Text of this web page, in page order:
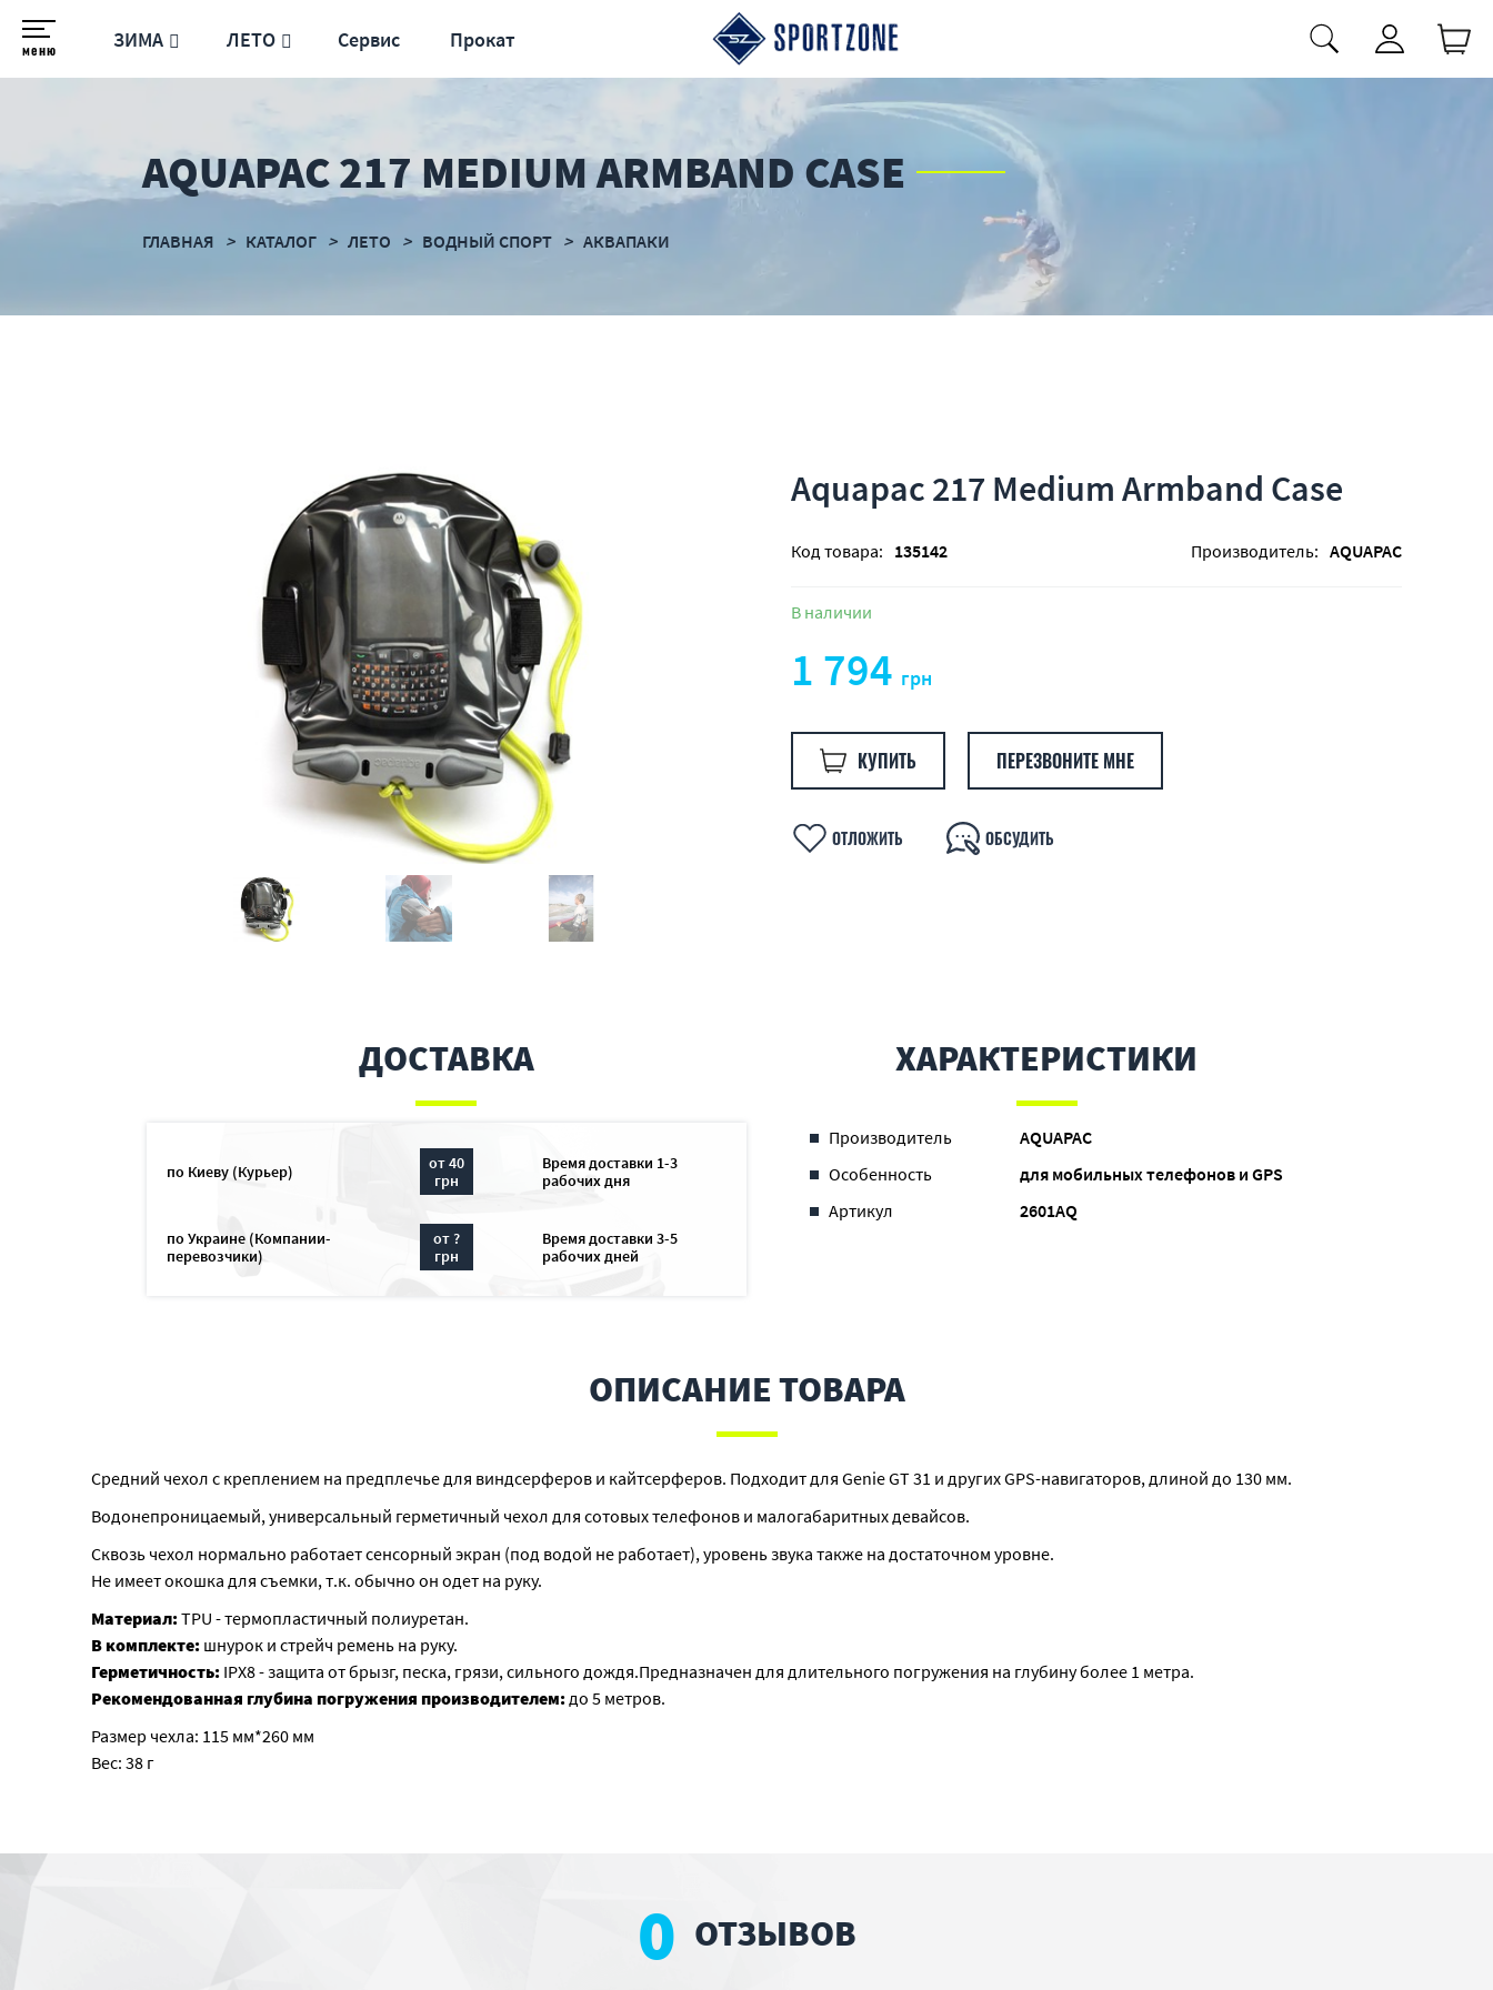
меню ЗИМА ЛЕТО Сервис Прокат
AQUAPAC 217 MEDIUM ARMBAND CASE
ГЛАВНАЯ КАТАЛОГ ЛЕТО ВОДНЫЙ СПОРТ АКВАПАКИ
Aquapac 217 Medium Armband Case
Код товара: 135142 Производитель: AQUAPAC
В наличии
1 794 грн
КУПИТЬ ПЕРЕЗВОНИТЕ МНЕ
ОТЛОЖИТЬ ОБСУДИТЬ
ДОСТАВКА
по Киеву (Курьер)
от 40
грн
Время доставки 1-3
рабочих дня
по Украине (Компании-
перевозчики)
от ?
грн
Время доставки 3-5
рабочих дней
ХАРАКТЕРИСТИКИ
Производитель
AQUAPAC
Особенность
для мобильных телефонов и GPS
Артикул
2601AQ
ОПИСАНИЕ ТОВАРА
Средний чехол с креплением на предплечье для виндсерферов и кайтсерферов. Подходит для Genie GT 31 и других GPS-навигаторов, длиной до 130 мм.
Водонепроницаемый, универсальный герметичный чехол для сотовых телефонов и малогабаритных девайсов.
Сквозь чехол нормально работает сенсорный экран (под водой не работает), уровень звука также на достаточном уровне.
Не имеет окошка для съемки, т.к. обычно он одет на руку.
Материал:TPU - термопластичный полиуретан.
В комплекте:шнурок и стрейч ремень на руку.
Герметичность:IPX8 - защита от брызг, песка, грязи, сильного дождя.Предназначен для длительного погружения на глубину более 1 метра.
Рекомендованная глубина погружения производителем:до 5 метров.
Размер чехла: 115 мм*260 мм
Вес: 38 г
0 ОТЗЫВОВ